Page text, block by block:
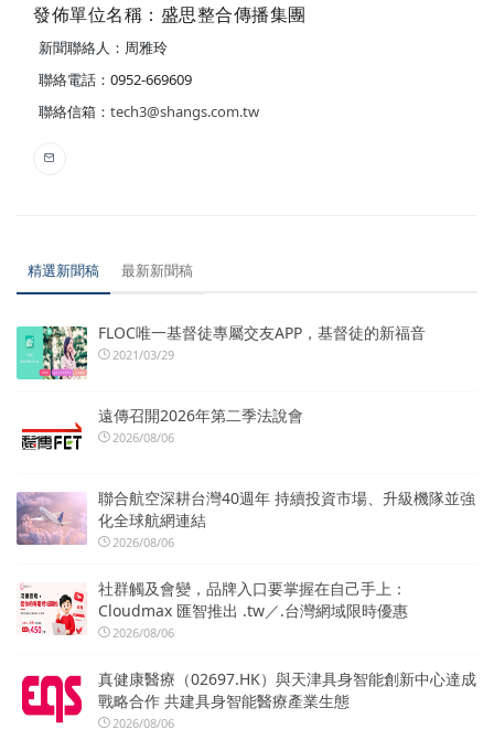
發佈單位名稱：盛思整合傳播集團
新聞聯絡人：周雅玲
聯絡電話：0952-669609
聯絡信箱： tech3@shangs.com.tw
精選新聞稿 最新新聞稿
FLOC唯一基督徒專屬交友APP，基督徒的新福音
2021/03/29
遠傳召開2026年第二季法說會
2026/08/06
聯合航空深耕台灣40週年 持續投資市場、升級機隊並強
化全球航網連結
2026/08/06
社群觸及會變，品牌入口要掌握在自己手上：
Cloudmax 匯智推出 .tw／.台灣網域限時優惠
2026/08/06
真健康醫療（02697.HK）與天津具身智能創新中心達成
戰略合作 共建具身智能醫療產業生態
2026/08/06